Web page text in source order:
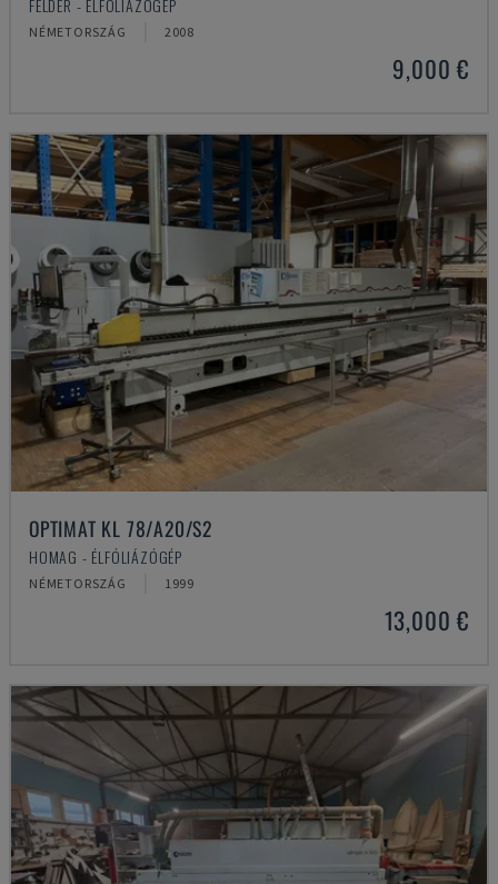
FELDER - ÉLFÓLIÁZÓGÉP
NÉMETORSZÁG 2008
9,000 €
OPTIMAT KL 78/A20/S2
HOMAG - ÉLFÓLIÁZÓGÉP
NÉMETORSZÁG 1999
13,000 €